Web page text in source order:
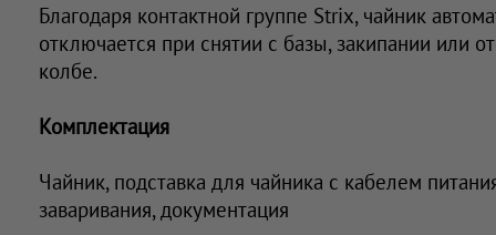
Благодаря контактной группе Strix, чайник
отключается при снятии с базы, закипании или
колбе.
Комплектация
Чайник, подставка для чайника с кабелем
заваривания, документация